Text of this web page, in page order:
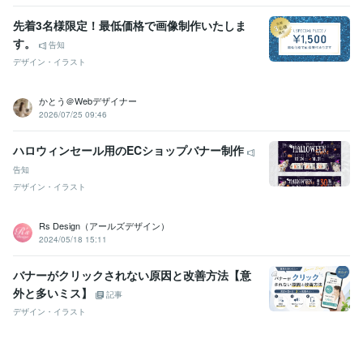
先着3名様限定！最低価格で画像制作いたしま
す。
告知
デザイン・イラスト
かとう＠Webデザイナー
2026/07/25 09:46
ハロウィンセール用のECショップバナー制作
告知
デザイン・イラスト
Rs Design（アールズデザイン）
2024/05/18 15:11
バナーがクリックされない原因と改善方法【意
外と多いミス】
記事
デザイン・イラスト